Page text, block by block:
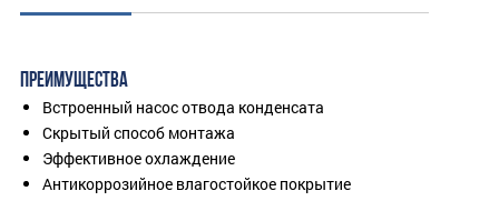
ПРЕИМУЩЕСТВА
Встроенный насос отвода конденсата
Скрытый способ монтажа
Эффективное охлаждение
Антикоррозийное влагостойкое покрытие